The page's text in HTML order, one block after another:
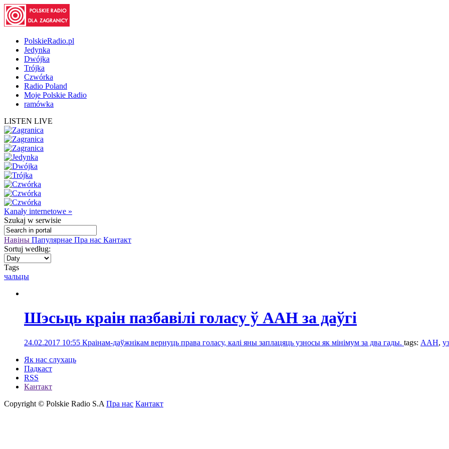
PolskieRadio.pl
Jedynka
Dwójka
Trójka
Czwórka
Radio Poland
Moje Polskie Radio
ramówka
LISTEN LIVE
Kanały internetowe »
Szukaj w serwisie
Навіны Папулярнае Пра нас Кантакт
Sortuj według:
Tags
чальцы
Шэсьць краін пазбавілі голасу ў ААН за даўгі
24.02.2017 10:55 Краінам-даўжнікам вернуць права голасу, калі яны заплацяць узносы як мінімум за два гады. tags: ААН,
Як нас слухаць
Падкаст
RSS
Кантакт
Copyright © Polskie Radio S.A Пра нас Кантакт